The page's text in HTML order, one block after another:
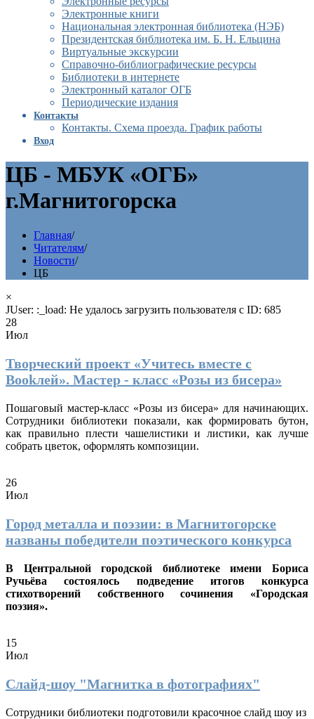
Электронные книги
Национальная электронная библиотека (НЭБ)
Президентская библиотека им. Б. Н. Ельцина
Виртуальные экскурсии
Справочно-библиографические ресурсы
Библиотеки в интернете
Электронный каталог ОГБ
Периодические издания
Контакты
Контакты. Схема проезда. График работы
Вход
ЦБ - МБУК «ОГБ»
г.Магнитогорска
Главная/
Читателям/
Новости/
ЦБ
×
JUser: :_load: Не удалось загрузить пользователя с ID: 685
28
Июл
Творческий проект «Учитесь вместе с
Bookлей». Мастер - класс «Розы из бисера»
Пошаговый мастер-класс «Розы из бисера» для начинающих.
Сотрудники библиотеки показали, как формировать бутон,
как правильно плести чашелистики и листики, как лучше
собрать цветок, оформлять композиции.
26
Июл
Город металла и поэзии: в Магнитогорске
названы победители поэтического конкурса
В Центральной городской библиотеке имени Бориса
Ручьёва состоялось подведение итогов конкурса
стихотворений собственного сочинения «Городская
поэзия».
15
Июл
Слайд-шоу "Магнитка в фотографиях"
Сотрудники библиотеки подготовили красочное слайд шоу из